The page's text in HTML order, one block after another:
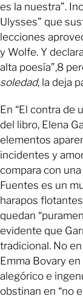
es la nuestra”.
Ulysses” que
lecciones
y Wolfe. Y
alta poesía”,8
soledad, la deja
En “El contra de
del libro, Elena
elementos
incidentes y
compara con
Fuentes es un
harapos
quedan
evidente que
tradicional. No
Emma Bovary
alegórico e
obstinan en “no